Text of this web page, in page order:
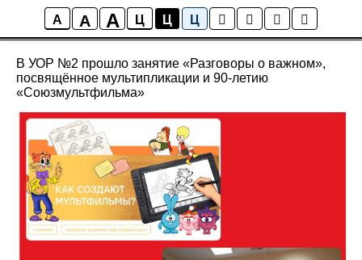
A A A Ц Ц Ц
Новости
В УОР №2 прошло занятие «Разговоры о важном»,
посвящённое мультипликации и 90-летию
«Союзмультфильма»